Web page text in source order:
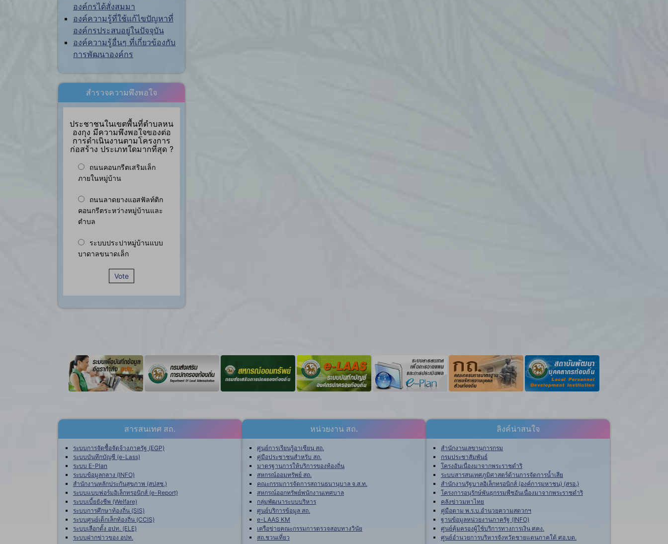
องค์กรได้สั่งสมมา
องค์ความรู้ที่ใช้แก้ไขปัญหาที่
องค์กรประสบอยู่ในปัจจุบัน
องค์ความรู้อื่นๆ ที่เกี่ยวข้องกับ
การพัฒนาองค์กร
สำรวจความพึงพอใจ
ประชาชนในเขตพื้นที่ตำบลหน
องกุง มีความพึงพอใจของต่อ
การดำเนินงานตามโครงการ
ก่อสร้าง ประเภทใดมากที่สุด ?
ถนนคอนกรีตเสริมเล็ก
ภายในหมู่บ้าน
ถนนลาดยางแอสฟัลท์ติก
คอนกรีตระหว่างหมู่บ้านและ
ตำบล
ระบบประปาหมู่บ้านแบบ
บาดาลขนาดเล็ก
Vote
สารสนเทศ สถ.
ระบบการจัดซื้อจัดจ้างภาครัฐ (EGP)
ระบบบันทึกบัญชี (e-Lass)
ระบบ E-Plan
ระบบข้อมูลกลาง (INFO)
สำนักงานหลักประกันสุขภาพ (สปสช.)
ระบบแบบฟอร์มอิเล็กทรอนิกส์ (e-Report)
ระบบเบี้ยยังชีพ (Welfare)
ระบบการศึกษาท้องถิ่น (SIS)
ระบบศูนย์เด็กเล็กท้องถิ่น (CCIS)
ระบบเลือกตั้ง อปท. (ELE)
ระบบฝากข่าวของ อปท.
หน่วยงาน สถ.
ศูนย์การเรียนรู้อาเซียน สถ.
คู่มือประชาชนสำหรับ สถ.
มาตรฐานการให้บริการของท้องถิ่น
สหกรณ์ออมทรัพย์ สถ.
คณะกรรมการจัดการสถานธนานุบาล จ.ส.ท.
สหกรณ์ออกทรัพย์พนักงานเทศบาล
กลุ่มพัฒนาระบบบริหาร
ศูนย์บริการข้อมูล สถ.
e-LAAS KM
เครือข่ายคณะกรรมการตรวจสอบทางวินัย
สถ.ชวนเที่ยว
ลิงค์น่าสนใจ
สำนักงานเลขานุการกรม
กรมประชาสัมพันธ์
โครงอันเนื่องมาจากพระราชดำริ
ระบบสารสนเทศภูมิศาสตร์ด้านการจัดการน้ำเสีย
สำนักงานรัฐบาลอิเล็กทรอนิกส์ (องค์การมหาชน) (สรอ.)
โครงการอนุรักษ์พันธุกรรมพืชอันเนื่องมาจากพระราชดำริ
คลังข่าวมหาไทย
คู่มือตาม พ.ร.บ.อำนวยความสดวกฯ
ฐานข้อมูลหน่วยงานภาครัฐ (INFO)
ศูนย์คุ้มครองผู้ใช้บริการทางการเงิน ศคง.
ศูนย์อำนวยการบริหารจังหวัดชายแดนภาคใต้ ศอ.บต.